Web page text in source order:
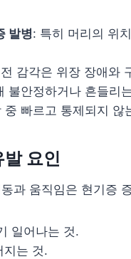
발병: 특히 머리의 위
감각은 위장 장애와
불안정하거나 흔들리
중 빠르고 통제되지 않
요인
과 움직임은 현기증
일어나는 것.
지는 것.